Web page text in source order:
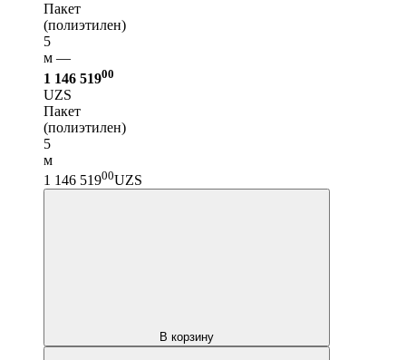
Пакет
(полиэтилен)
5
м —
1 146 51900
UZS
Пакет
(полиэтилен)
5
м
1 146 51900UZS
В корзину